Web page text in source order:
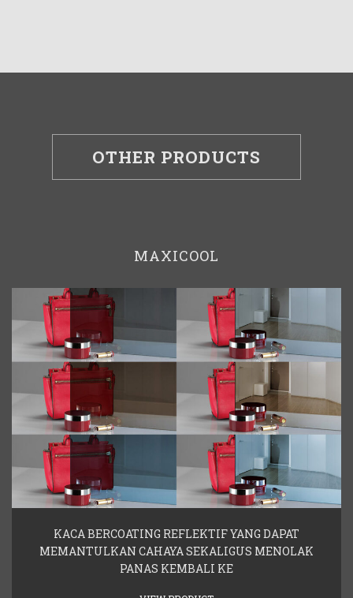
OTHER PRODUCTS
MAXICOOL
KACA BERCOATING REFLEKTIF YANG DAPAT
MEMANTULKAN CAHAYA SEKALIGUS MENOLAK
PANAS KEMBALI KE